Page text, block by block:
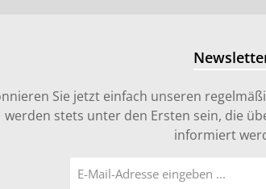
Sie jetzt einfach unseren
werden stets unter den Ersten sein, die
informiert
Mail-